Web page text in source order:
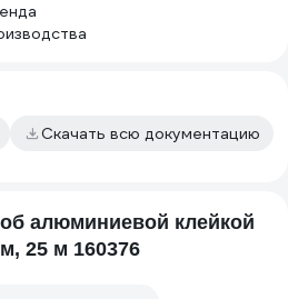
Скачать всю документацию
алюминиевой клейкой
25 м 160376